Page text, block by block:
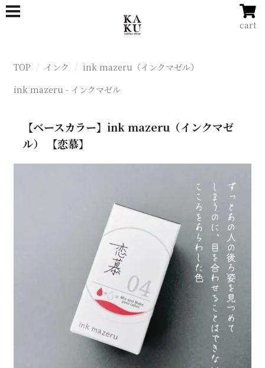
cart
TOP インク
ink mazeru（インクマゼル）
ink mazeru - インクマゼル
【ベースカラー】ink mazeru（インクマゼ
ル） 【恋慕】